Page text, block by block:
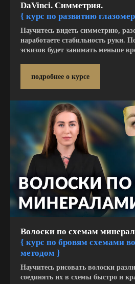
DaVinci. Симметрия.
{ курс по развитию
Научитесь видеть симметрию,
наработаете стабильность руки.
эскизов будет занимать меньше
подробнее о курсе
Волоски по схемам
{ курс по бровям схемами
методом }
Научитесь рисовать волоски
соединять их в схемы быстро и